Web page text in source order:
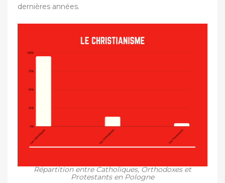
dernières années.
Répartition entre Catholiques, Orthodoxes et
Protestants en Pologne